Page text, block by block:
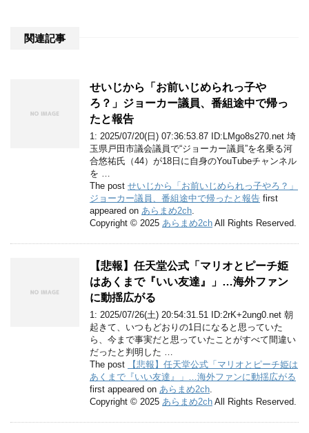
関連記事
せいじから「お前いじめられっ子や
ろ？」ジョーカー議員、番組途中で帰っ
たと報告
1: 2025/07/20(日) 07:36:53.87 ID:LMgo8s270.net 埼
玉県戸田市議会議員で“ジョーカー議員”を名乗る河
合悠祐氏（44）が18日に自身のYouTubeチャンネル
を …
The post せいじから「お前いじめられっ子やろ？」
ジョーカー議員、番組途中で帰ったと報告 first
appeared on あらまめ2ch
Copyright © 2025 あらまめ2ch All Rights Reserved.
【悲報】任天堂公式「マリオとピーチ姫
はあくまで『いい友達』」…海外ファン
に動揺広がる
1: 2025/07/26(土) 20:54:31.51 ID:2rK+2ung0.net 朝
起きて、いつもどおりの1日になると思っていた
ら、今まで事実だと思っていたことがすべて間違い
だったと判明した …
The post
【悲報】任天堂公式「マリオとピーチ姫は
あくまで『いい友達』」…海外ファンに動揺広がる
first appeared on あらまめ2ch
Copyright © 2025 あらまめ2ch All Rights Reserved.